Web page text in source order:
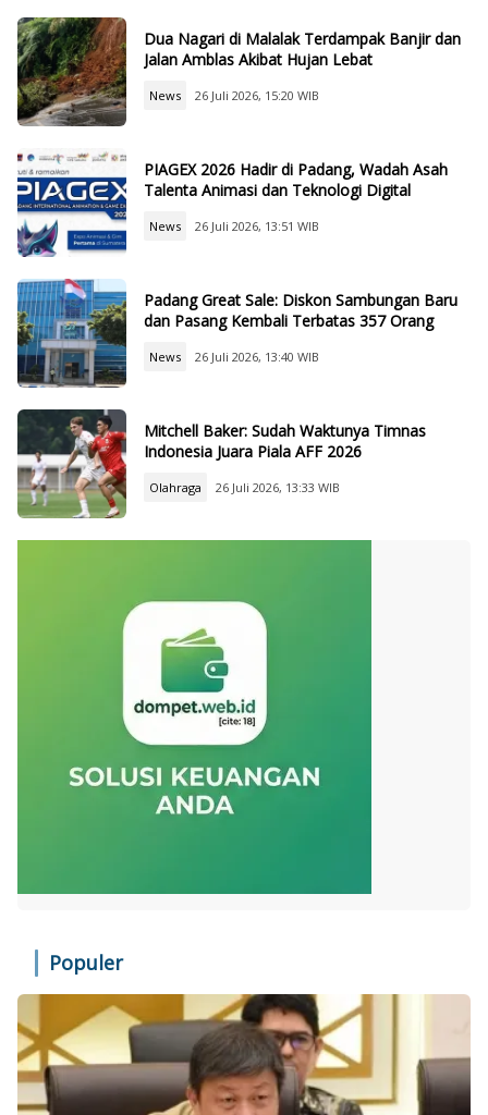
Dua Nagari di Malalak Terdampak Banjir dan
Jalan Amblas Akibat Hujan Lebat
News 26 Juli 2026, 15:20 WIB
PIAGEX 2026 Hadir di Padang, Wadah Asah
Talenta Animasi dan Teknologi Digital
News 26 Juli 2026, 13:51 WIB
Padang Great Sale: Diskon Sambungan Baru
dan Pasang Kembali Terbatas 357 Orang
News 26 Juli 2026, 13:40 WIB
Mitchell Baker: Sudah Waktunya Timnas
Indonesia Juara Piala AFF 2026
Olahraga 26 Juli 2026, 13:33 WIB
Populer